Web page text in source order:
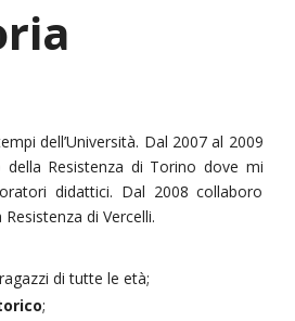
dell’Università. Dal 2007 al 2009
Resistenza di Torino dove mi
didattici. Dal 2008 collaboro
di Vercelli.
di tutte le età;
;